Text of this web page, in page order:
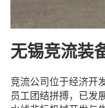
无锡竞流装
竞流公司位于经济开
员工团结拼搏，已发